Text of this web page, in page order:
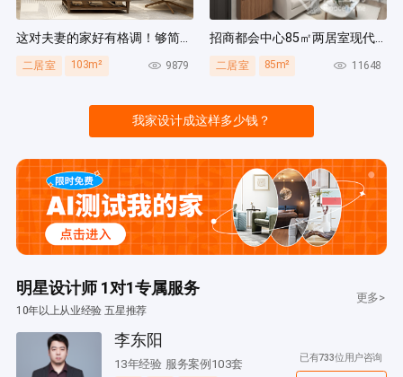
这对夫妻的家好有格调！够简洁还复古，好打扫卫生太贴心~
二居室 103m² 9879
招商都会中心85㎡两居室现代简约风装修案例
二居室 85m² 11648
我家设计成这样多少钱？
明星设计师 1对1专属服务
10年以上从业经验 五星推荐
更多>
李东阳
13年经验 服务案例103套 已有733位用户咨询